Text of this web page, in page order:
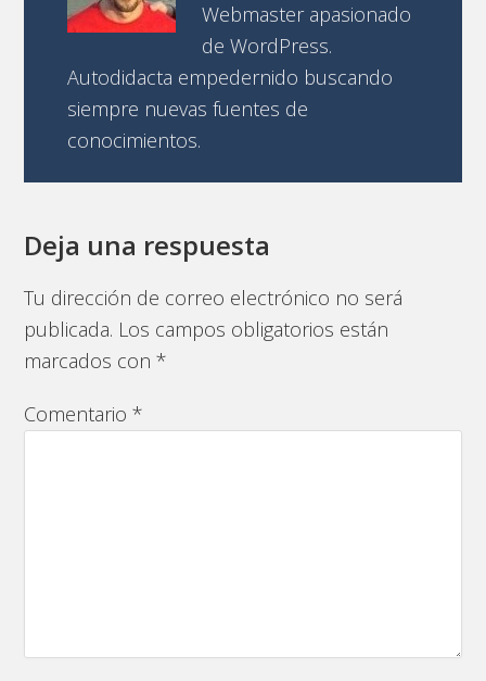
Webmaster apasionado
de WordPress.
Autodidacta empedernido buscando
siempre nuevas fuentes de
conocimientos.
Deja una respuesta
Tu dirección de correo electrónico no será
publicada. Los campos obligatorios están
marcados con*
Comentario*